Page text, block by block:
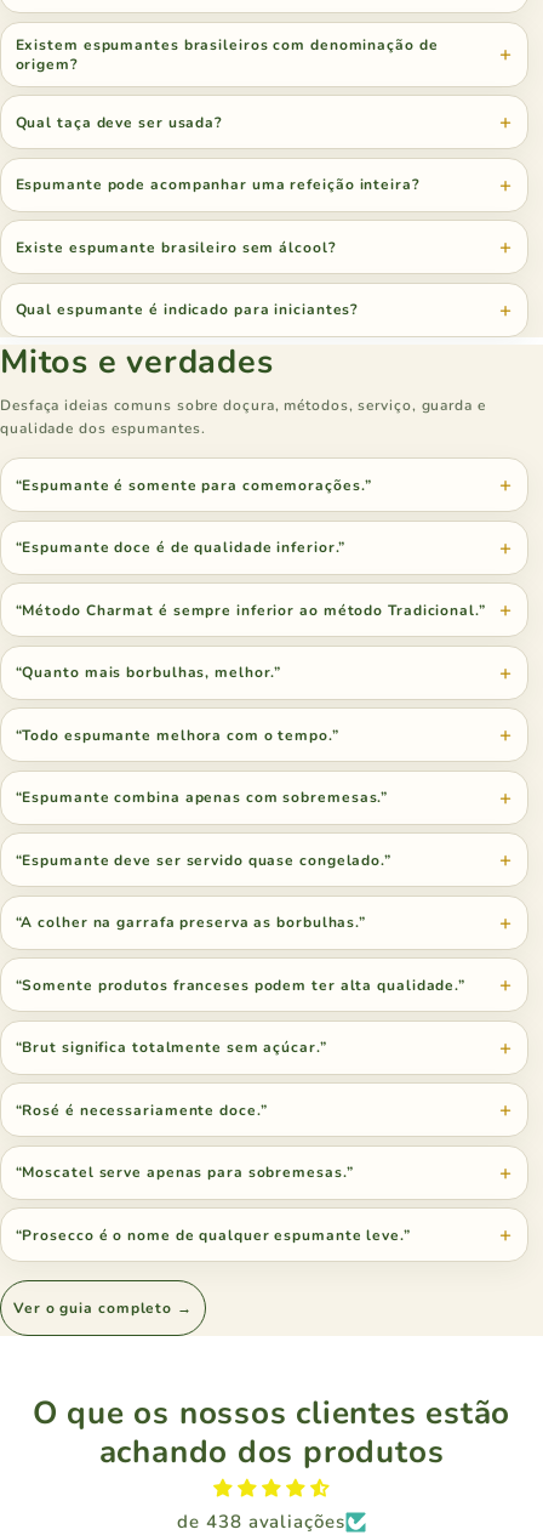
Existem espumantes brasileiros com denominação de
origem?
Qual taça deve ser usada?
Espumante pode acompanhar uma refeição inteira?
Existe espumante brasileiro sem álcool?
Qual espumante é indicado para iniciantes?
Mitos e verdades
Desfaça ideias comuns sobre doçura, métodos, serviço, guarda e
qualidade dos espumantes.
“Espumante é somente para comemorações.”
“Espumante doce é de qualidade inferior.”
“Método Charmat é sempre inferior ao método Tradicional.”
“Quanto mais borbulhas, melhor.”
“Todo espumante melhora com o tempo.”
“Espumante combina apenas com sobremesas.”
“Espumante deve ser servido quase congelado.”
“A colher na garrafa preserva as borbulhas.”
“Somente produtos franceses podem ter alta qualidade.”
“Brut significa totalmente sem açúcar.”
“Rosé é necessariamente doce.”
“Moscatel serve apenas para sobremesas.”
“Prosecco é o nome de qualquer espumante leve.”
Ver o guia completo →
O que os nossos clientes estão
achando dos produtos
de 438 avaliações